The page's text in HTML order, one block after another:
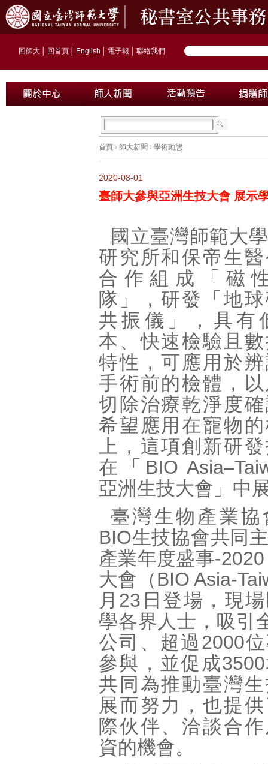
回師大 回首頁 English 電子報 聯絡我們
首頁 › 師大新聞 › 學術動態
2020-08-01
臺師大參與亞洲生技大會 展示
國立臺灣師範大
研究所和保帝生
合作組成「磁
隊」，研發「地
共振儀」，具有
本、快速檢驗且
特性，可應用於
手術前的檢體，
切除治療乾淨度
希望應用在寵物
上，這項創新研
在「BIO
亞洲生技大會」中
臺灣生物產業協
BIO生技協會共同
產業年度盛事-
大會（BIO Asia-
月23日登場，現
學各界人士，吸引
公司、超過2000
參與，並促成
共同為推動臺灣
展而努力，也提
際伙伴、洽談合
資的機會。